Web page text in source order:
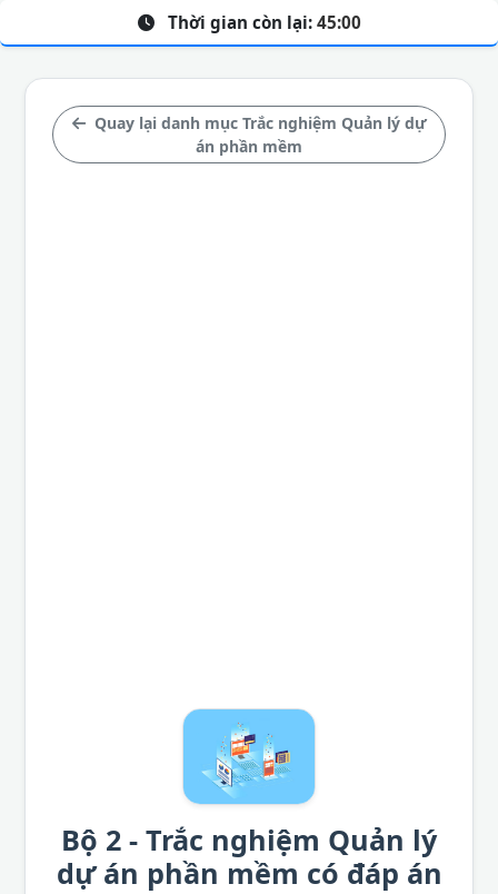
Quay lại danh mục Trắc nghiệm Quản lý dự
án phần mềm
Bộ 2 - Trắc nghiệm Quản lý
dự án phần mềm có đáp án
Thời gian còn lại: 45:00